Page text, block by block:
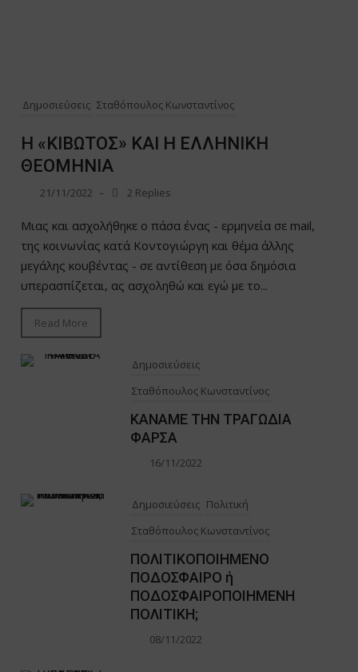
Δημοσιεύσεις Σταθόπουλος Κωνσταντίνος
Η «ΚΙΒΩΤΟΣ» ΚΑΙ Η ΕΛΛΗΝΙΚΗ
ΘΕΟΜΗΝΙΑ
21/11/2022 – 2 Replies
Μιας και ασχολήθηκε ο πάσα ένας - ερμηνεία σε mail,
της κοινωνίας κατά Κοντογιώργη και θέμα άλλης
μεγάλης κουβέντας - σε αντίθεση με όσα δημόσια
υπερασπίζεται, ας ασχοληθώ και εγώ με το...
Read More
Δημοσιεύσεις
Σταθόπουλος Κωνσταντίνος
ΚΑΝΑΜΕ ΤΗΝ ΤΡΑΓΩΔΙΑ
ΦΑΡΣΑ
16/11/2022
Δημοσιεύσεις Πολιτική
Σταθόπουλος Κωνσταντίνος
ΠΟΛΙΤΙΚΟΠΟΙΗΜΕΝΟ
ΠΟΔΟΣΦΑΙΡΟ ή
ΠΟΔΟΣΦΑΙΡΟΠΟΙΗΜΕΝΗ
ΠΟΛΙΤΙΚΗ;
08/11/2022